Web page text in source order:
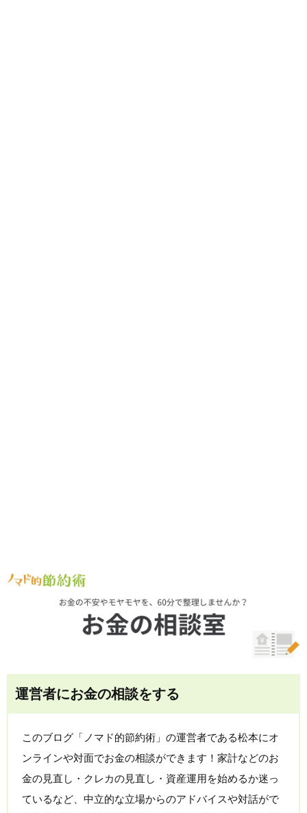
運営者にお金の相談をする
このブログ「ノマド的節約術」の運営者である松本にオ
ンラインや対面でお金の相談ができます！家計などのお
金の見直し・クレカの見直し・資産運用を始めるか迷っ
ているなど、中立的な立場からのアドバイスや対話がで